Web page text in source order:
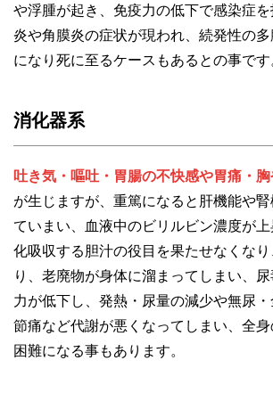
や浮腫が起き、免疫力の低下で感染症
炎や角膜炎の症状が現われ、続発性の
になり死に至るケースもあるとの事です
消化器系
吐き気・嘔吐・胃腸の不快感や胃痛・
が生じますが、重篤になると肝機能や
ていまい、血液中のビリルビン濃度が
化吸収する胆汁の役目を果たせなくな
り、老廃物が身体に溜まってしまい、
力が低下し、発熱・尿量の減少や無尿
節痛など代謝が悪くなってしまい、全
困難になる事もあります。